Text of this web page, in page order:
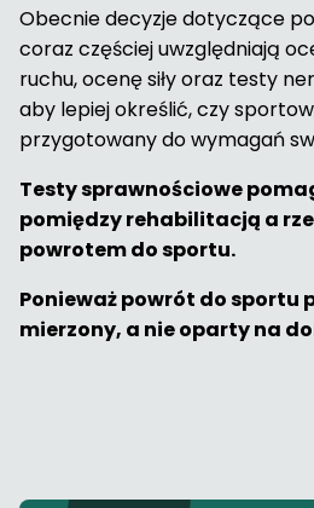
Obecnie decyzje dotyczące
coraz częściej uwzględniają
ruchu, ocenę siły oraz testy
aby lepiej określić, czy
przygotowany do wymagań
Testy sprawnościowe
pomiędzy rehabilitacją a
powrotem do sportu.
Ponieważ powrót do sportu
mierzony, a nie oparty na